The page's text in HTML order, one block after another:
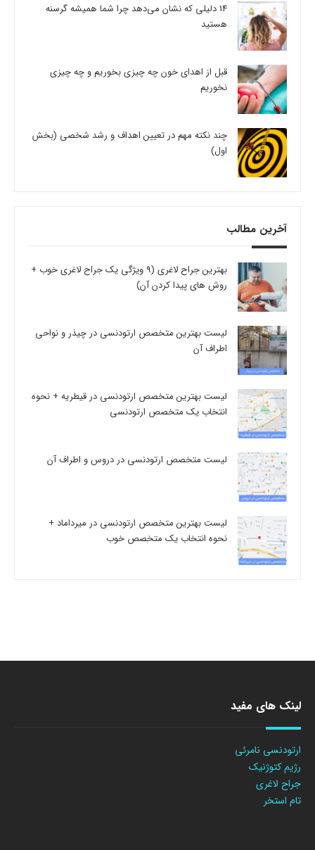
14 دلیلی که نشان می‌دهد چرا شما همیشه گرسنه
هستید
قبل از اهدای خون چه چیزی بخوریم و چه چیزی
نخوریم
چند نکته مهم در تعیین اهداف و رشد شخصی (بخش
اول)
آخرین مطالب
بهترین جراح لاغری (9 ویژگی یک جراح لاغری خوب +
روش های پیدا کردن آن)
لیست بهترین متخصص ارتودنسی در چیذر و نواحی
اطراف آن
لیست بهترین متخصص ارتودنسی در قیطریه + نحوه
انتخاب یک متخصص ارتودنسی
لیست متخصص ارتودنسی در دروس و اطراف آن
لیست بهترین متخصص ارتودنسی در میرداماد +
نحوه انتخاب یک متخصص خوب
لینک های مفید
ارتودنسی نامرئی
رژیم کتوژنیک
جراح لاغری
تام استخر